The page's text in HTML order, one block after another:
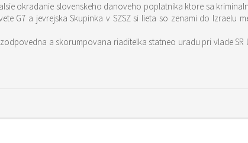
okradanie slovenskeho danoveho poplatnika ktore sa
G7 a jevrejska Skupinka v SZSZ si lieta so zenami do Izraelu
a skorumpovana riaditelka statneo uradu pri vlade